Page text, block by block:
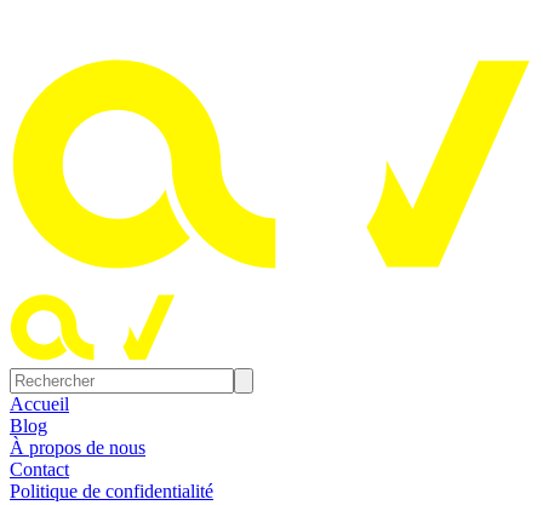
Accueil
Blog
À propos de nous
Contact
Politique de confidentialité